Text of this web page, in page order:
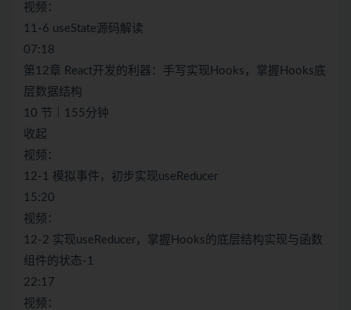
视频：
11-6 useState源码解读
07:18
第12章 React开发的利器：手写实现Hooks，掌握Hooks底
层数据结构
10 节｜155分钟
收起
视频：
12-1 模拟事件，初步实现useReducer
15:20
视频：
12-2 实现useReducer，掌握Hooks的底层结构实现与函数
组件的状态-1
22:17
视频：